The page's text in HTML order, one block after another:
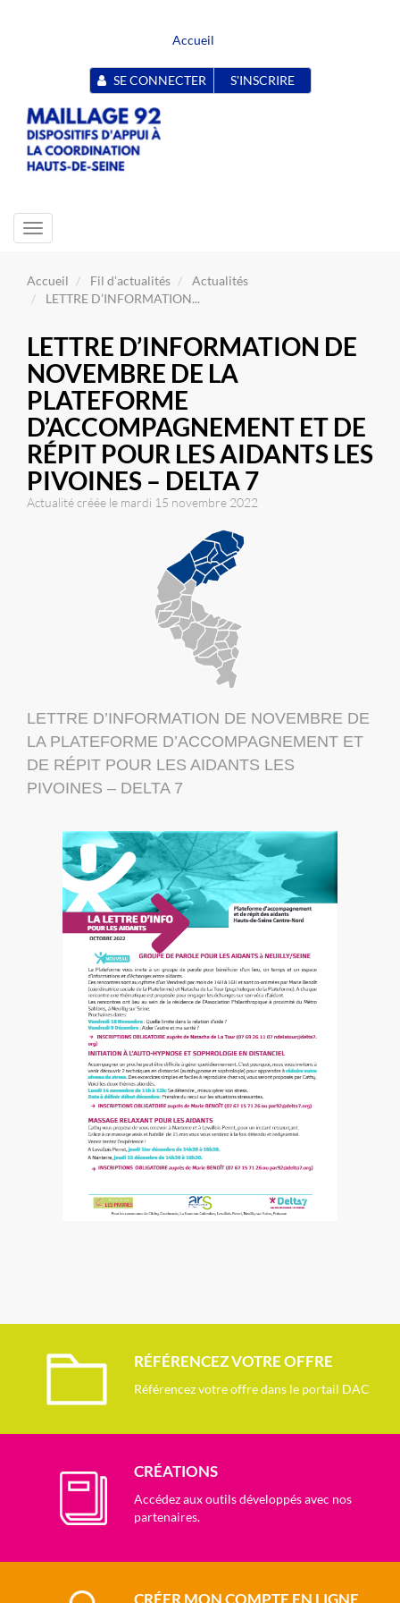
Accueil
SE CONNECTER S'INSCRIRE
Toggle
navigation
Accueil Fil d'actualités
Actualités
LETTRE D’INFORMATION...
LETTRE D’INFORMATION DE
NOVEMBRE DE LA
PLATEFORME
D’ACCOMPAGNEMENT ET DE
RÉPIT POUR LES AIDANTS LES
PIVOINES – DELTA 7
Actualité créée le mardi 15 novembre 2022
LETTRE D’INFORMATION DE NOVEMBRE DE
LA PLATEFORME D’ACCOMPAGNEMENT ET
DE RÉPIT POUR LES AIDANTS LES
PIVOINES – DELTA 7
RÉFÉRENCEZ VOTRE OFFRE
Référencez votre offre dans le portail DAC
CRÉATIONS
Accédez aux outils développés avec nos
partenaires.
CRÉER MON COMPTE EN LIGNE